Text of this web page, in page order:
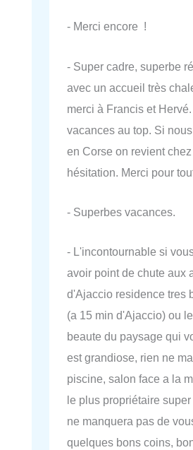
- Merci encore !
- Super cadre, superbe
avec un accueil très
merci à Francis et
vacances au top. Si
en Corse on revient
hésitation. Merci pour
- Superbes vacances.
- L'incontournable si
avoir point de chute aux
d'Ajaccio residence tres
(a 15 min d'Ajaccio) ou
beaute du paysage qui
est grandiose, rien ne
piscine, salon face a la
le plus propriétaire
ne manquera pas de
quelques bons coins,